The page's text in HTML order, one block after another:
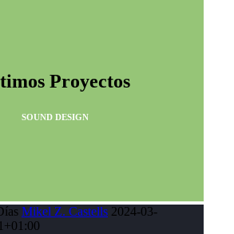
Proyectos
SOUND DESIGN
Mikel Z. Castells 2024-03-